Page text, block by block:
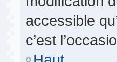
accessible
c’est